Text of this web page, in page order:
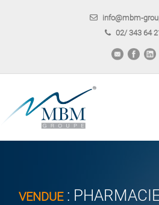
info@mbm-
02/ 343 64
VENDUE: